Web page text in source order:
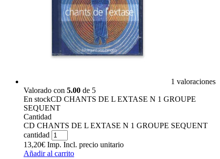
1 valoraciones
Valorado con 5.00 de 5
En stockCD CHANTS DE L EXTASE N 1 GROUPE
SEQUENT
Cantidad
CD CHANTS DE L EXTASE N 1 GROUPE SEQUENT
cantidad
13,20€ Imp. Incl. precio unitario
Añadir al carrito